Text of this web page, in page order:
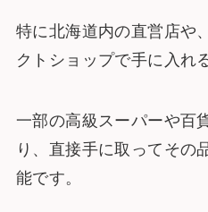
特に北海道内の直営店や
クトショップで手に入れ
一部の高級スーパーや百
り、直接手に取ってその
能です。